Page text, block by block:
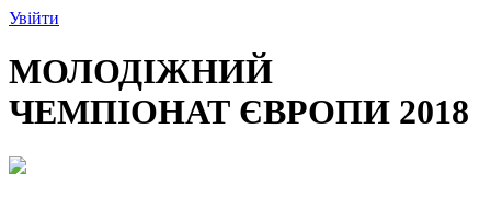
Увійти
МОЛОДІЖНИЙ
ЧЕМПІОНАТ ЄВРОПИ 2018